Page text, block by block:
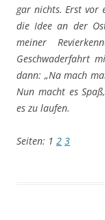
gar nichts. Erst vor
die Idee an der
meiner
Geschwaderfahrt
dann: „Na mach
Nun macht es
es zu laufen.
Seiten: 1 2 3